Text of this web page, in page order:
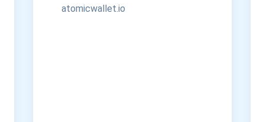
atomicwallet.io